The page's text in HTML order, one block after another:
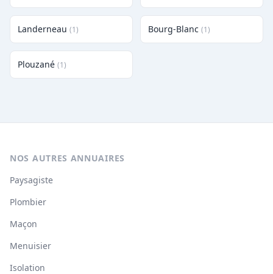
Landerneau (1) Bourg-Blanc (1)
Plouzané (1)
NOS AUTRES ANNUAIRES
Paysagiste
Plombier
Maçon
Menuisier
Isolation